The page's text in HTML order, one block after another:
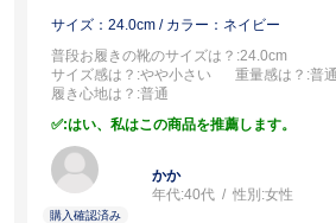
サイズ：24.0cm / カラー：ネイビー
普段お履きの靴のサイズは？ :24.0cm
サイズ感は？ :やや小さい 重量感は？ :普通
履き心地は？ :普通
:はい、私はこの商品を推薦します。
かか
年代:40代 性別:女性